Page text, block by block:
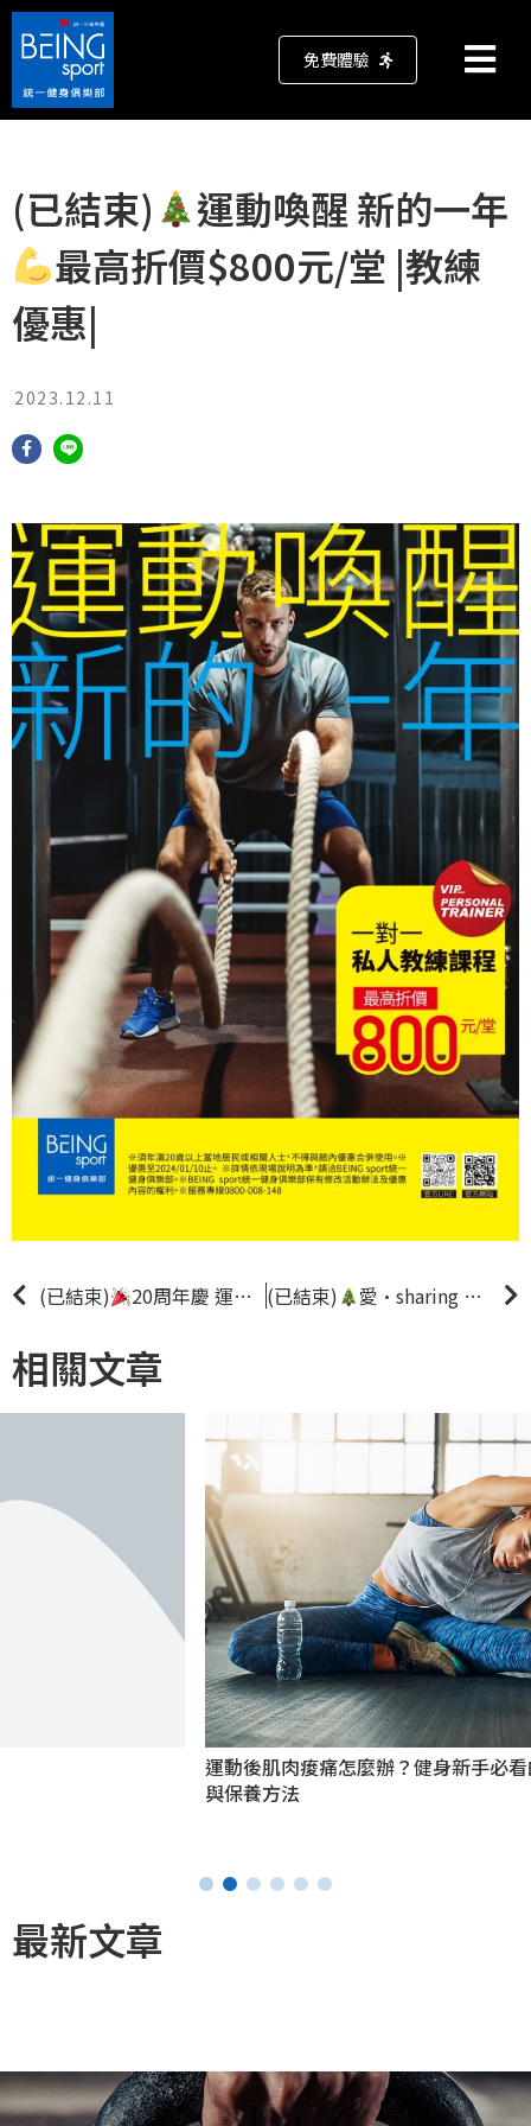
免費體驗
(已結束)
運動喚醒 新的一年
最高折價$800元/堂 |教練
優惠|
2023.12.11
(已結束) 20周年慶 運動無負擔 入會回饋20% |新客
(已結束) 愛·sharing 健康愛99
相關文章
運動後肌肉痠痛怎麼辦？健身新手必看的運動後伸展、按摩
最新文章